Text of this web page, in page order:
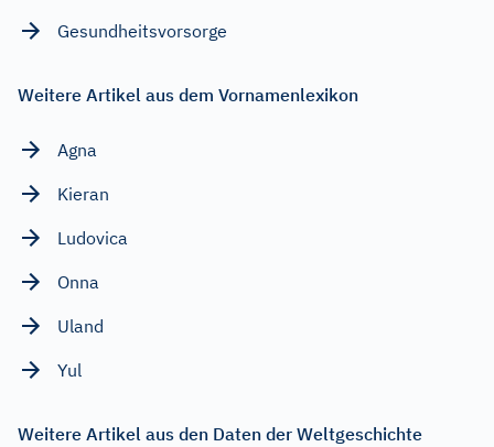
Gesundheitsvorsorge
Weitere Artikel aus dem Vornamenlexikon
Agna
Kieran
Ludovica
Onna
Uland
Yul
Weitere Artikel aus den Daten der Weltgeschichte